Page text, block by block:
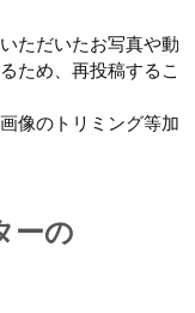
ただいたお写真や動
ため、再投稿するこ
像のトリミング等加
ーの